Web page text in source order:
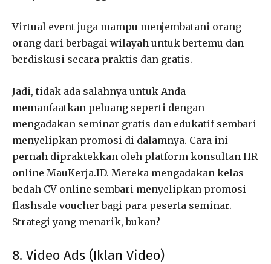
Virtual event juga mampu menjembatani orang-
orang dari berbagai wilayah untuk bertemu dan
berdiskusi secara praktis dan gratis.
Jadi, tidak ada salahnya untuk Anda
memanfaatkan peluang seperti dengan
mengadakan seminar gratis dan edukatif sembari
menyelipkan promosi di dalamnya. Cara ini
pernah dipraktekkan oleh platform konsultan HR
online MauKerja.ID. Mereka mengadakan kelas
bedah CV online sembari menyelipkan promosi
flashsale voucher bagi para peserta seminar.
Strategi yang menarik, bukan?
8. Video Ads (Iklan Video)